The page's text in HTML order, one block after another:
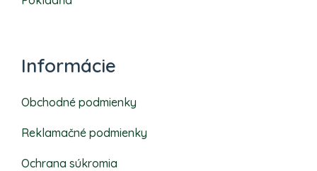
Informácie
Obchodné podmienky
Reklamačné podmienky
Ochrana súkromia